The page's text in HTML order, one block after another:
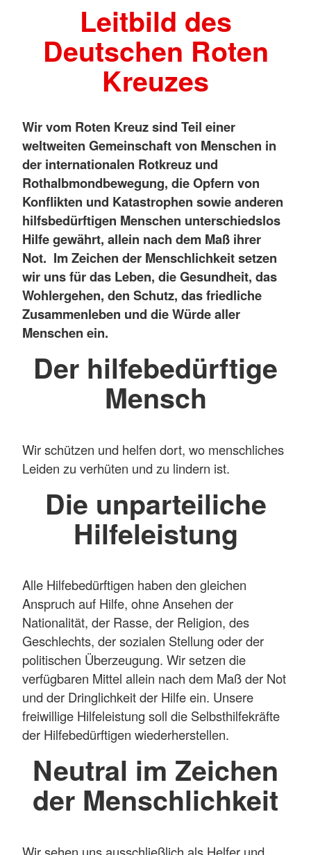
Leitbild des
Deutschen Roten
Kreuzes
Wir vom Roten Kreuz sind Teil einer
weltweiten Gemeinschaft von Menschen in
der internationalen Rotkreuz und
Rothalbmondbewegung, die Opfern von
Konflikten und Katastrophen sowie anderen
hilfsbedürftigen Menschen unterschiedslos
Hilfe gewährt, allein nach dem Maß ihrer
Not. Im Zeichen der Menschlichkeit setzen
wir uns für das Leben, die Gesundheit, das
Wohlergehen, den Schutz, das friedliche
Zusammenleben und die Würde aller
Menschen ein.
Der hilfebedürftige
Mensch
Wir schützen und helfen dort, wo menschliches
Leiden zu verhüten und zu lindern ist.
Die unparteiliche
Hilfeleistung
Alle Hilfebedürftigen haben den gleichen
Anspruch auf Hilfe, ohne Ansehen der
Nationalität, der Rasse, der Religion, des
Geschlechts, der sozialen Stellung oder der
politischen Überzeugung. Wir setzen die
verfügbaren Mittel allein nach dem Maß der Not
und der Dringlichkeit der Hilfe ein. Unsere
freiwillige Hilfeleistung soll die Selbsthilfekräfte
der Hilfebedürftigen wiederherstellen.
Neutral im Zeichen
der Menschlichkeit
Wir sehen uns ausschließlich als Helfer und